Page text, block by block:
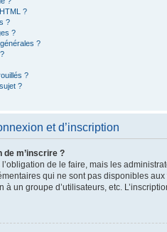
?
?
?
?
?
?
et d’inscription
de m’inscrire ?
l’obligation de le faire, mais les
qui ne sont pas disponibles
à un groupe d’utilisateurs, etc.